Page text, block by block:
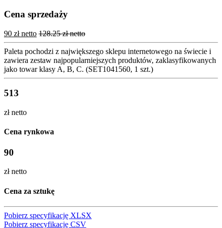
Cena sprzedaży
90 zł netto 128.25 zł netto
Paleta pochodzi z największego sklepu internetowego na świecie i
zawiera zestaw najpopularniejszych produktów, zaklasyfikowanych
jako towar klasy A, B, C. (SET1041560, 1 szt.)
513
zł netto
Cena rynkowa
90
zł netto
Cena za sztukę
Pobierz specyfikację XLSX
Pobierz specyfikację CSV